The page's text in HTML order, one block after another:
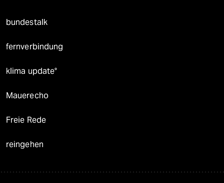
bundestalk
fernverbindung
klima update°
Mauerecho
Freie Rede
reingehen